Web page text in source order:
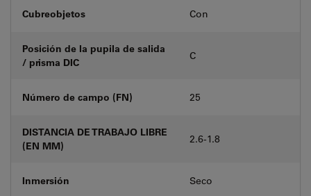
Cubreobjetos Con
Posición de la pupila de salida
/ prisma DIC
C
Número de campo (FN) 25
DISTANCIA DE TRABAJO LIBRE
(EN MM)
2.6-1.8
Inmersión Seco